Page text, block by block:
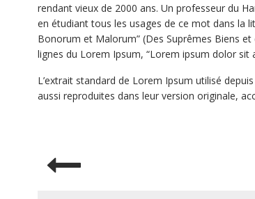
rendant vieux de 2000 ans. Un professeur du
en étudiant tous les usages de ce mot dans la
Bonorum et Malorum” (Des Suprêmes Biens
lignes du Lorem Ipsum, “Lorem ipsum dolor sit
L’extrait standard de Lorem Ipsum utilisé
aussi reproduites dans leur version originale,
POST